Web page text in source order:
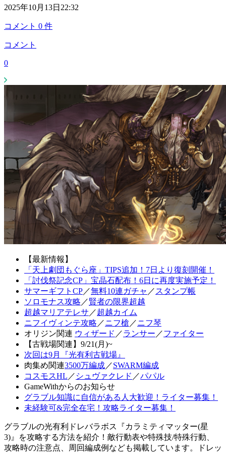
2025年10月13日22:32
コメント 0 件
コメント
0
【最新情報】
「天上劇団もぐら座」TIPS追加！7日より復刻開催！
「討伐祭記念CP」宝晶石配布！6日に再度実施予定！
サマーギフトCP／無料10連ガチャ ／ スタンプ帳
ソロモナス攻略 ／賢者の限界超越
超越マリアテレサ ／超越カイム
ニフイヴィンテ攻略 ／ニフ槍 ／ニフ琴
オリジン関連 ウィザード ／ランサー ／ファイター
【古戦場関連】9/21(月)~
次回は9月『光有利古戦場』
肉集め関連3500万編成／SWARM編成
コスモスHL ／ シュヴァクレド ／パパル
GameWithからのお知らせ
グラブル知識に自信がある人大歓迎！ライター募集！
未経験可&完全在宅！攻略ライター募集！
グラブルの光有利ドレバラボス『カラミティマッター(星
3)』を攻略する方法を紹介！敵行動表や特殊技/特殊行動、
攻略時の注意点、周回編成例なども掲載しています。ドレッ